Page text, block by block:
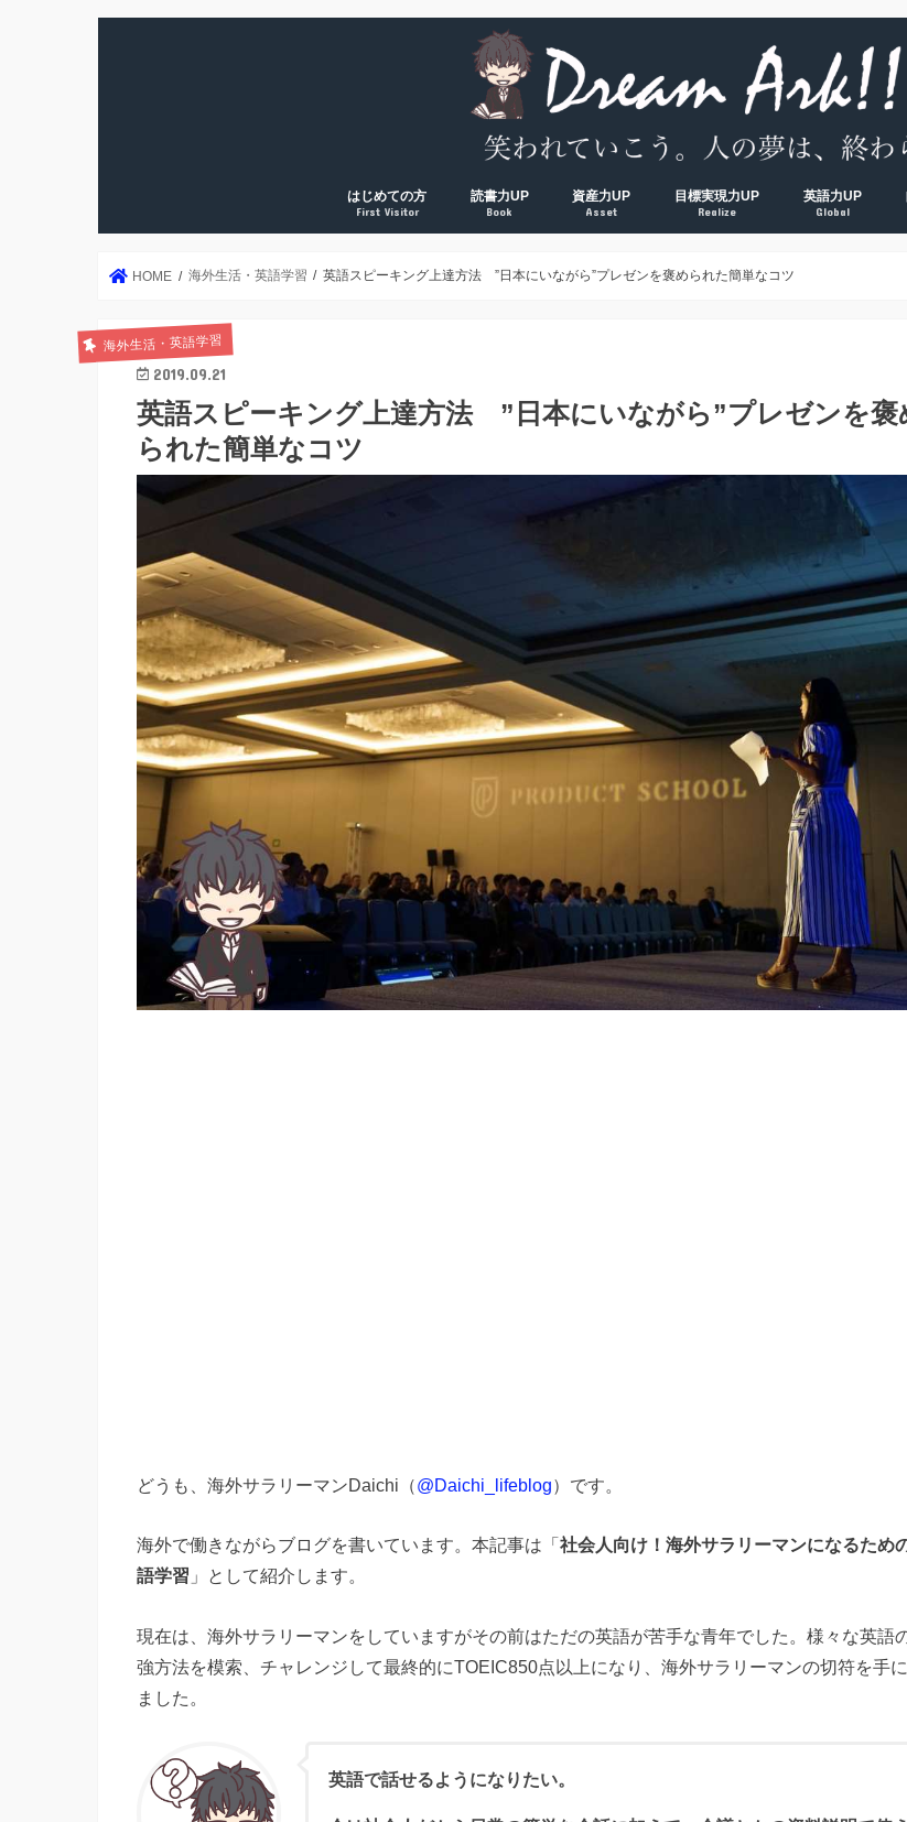
はじめての方
First Visitor
読書力UP
Book
資産力UP
Asset
目標実現力UP
Realize
英語力UP
Global
HOME 海外生活・英語学習 英語スピーキング上達方法 ”日本にいながら”プレゼンを褒められた簡単なコツ
海外生活・英語学習
2019.09.21
英語スピーキング上達方法 ”日本にいながら”プレゼンを褒
られた簡単なコツ
どうも、海外サラリーマンDaichi（@Daichi_lifeblog）です。
海外で働きながらブログを書いています。本記事は「 社会人向け！海外サラリーマンになるため
語学習 」として紹介します。
現在は、海外サラリーマンをしていますがその前はただの英語が苦手な青年でした。様々な英語
強方法を模索、チャレンジして最終的にTOEIC850点以上になり、海外サラリーマンの切符を手
ました。
英語で話せるようになりたい。